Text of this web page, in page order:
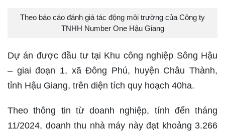
Theo báo cáo đánh giá tác động môi trường của Công ty
TNHH Number One Hậu Giang
Dự án được đầu tư tại Khu công nghiệp Sông Hậu
– giai đoạn 1, xã Đông Phú, huyện Châu Thành,
tỉnh Hậu Giang, trên diện tích quy hoạch 40ha.
Theo thông tin từ doanh nghiệp, tính đến tháng
11/2024, doanh thu nhà máy này đạt khoảng 3.266